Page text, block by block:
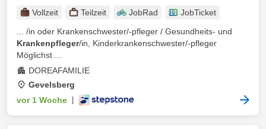
Vollzeit Teilzeit JobRad
JobTicket
... /in oder Krankenschwester/-pfleger / Gesundheits- und
Krankenpfleger/in, Kinderkrankenschwester/-pfleger
Möglichst ...
DOREAFAMILIE
Gevelsberg
vor 1 Woche